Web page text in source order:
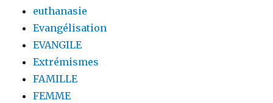
euthanasie
Evangélisation
EVANGILE
Extrémismes
FAMILLE
FEMME